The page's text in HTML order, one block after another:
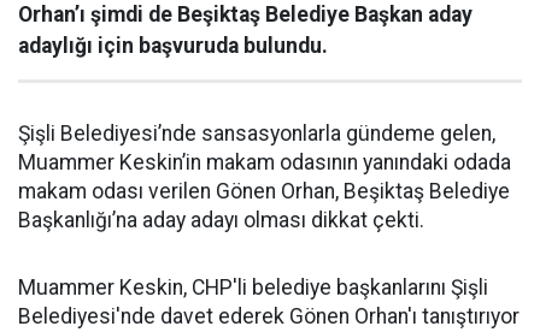
Orhan’ı şimdi de Beşiktaş Belediye Başkan aday
adaylığı için başvuruda bulundu.
Şişli Belediyesi’nde sansasyonlarla gündeme gelen,
Muammer Keskin’in makam odasının yanındaki odada
makam odası verilen Gönen Orhan, Beşiktaş Belediye
Başkanlığı’na aday adayı olması dikkat çekti.
Muammer Keskin, CHP'li belediye başkanlarını Şişli
Belediyesi'nde davet ederek Gönen Orhan'ı tanıştırıyor